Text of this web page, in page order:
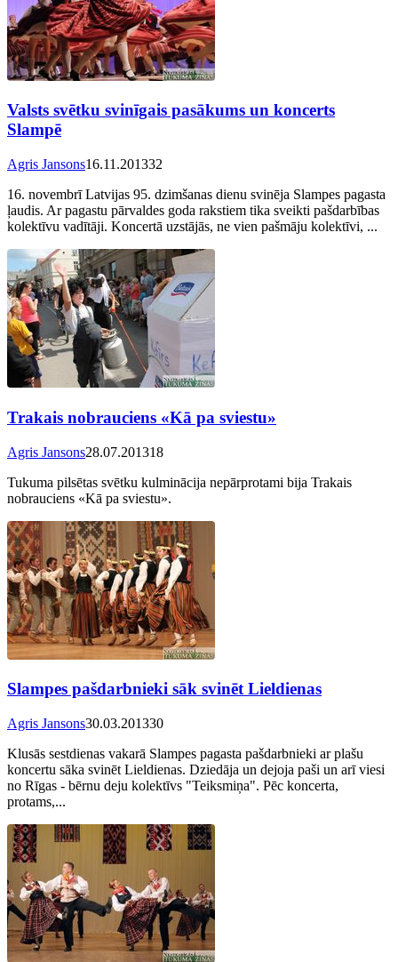
Valsts svētku svinīgais pasākums un koncerts
Slampē
Agris Jansons16.11.201332
16. novembrī Latvijas 95. dzimšanas dienu svinēja Slampes pagasta
ļaudis. Ar pagastu pārvaldes goda rakstiem tika sveikti pašdarbības
kolektīvu vadītāji. Koncertā uzstājās, ne vien pašmāju kolektīvi, ...
Trakais nobrauciens «Kā pa sviestu»
Agris Jansons28.07.201318
Tukuma pilsētas svētku kulminācija nepārprotami bija Trakais
nobrauciens «Kā pa sviestu».
Slampes pašdarbnieki sāk svinēt Lieldienas
Agris Jansons30.03.201330
Klusās sestdienas vakarā Slampes pagasta pašdarbnieki ar plašu
koncertu sāka svinēt Lieldienas. Dziedāja un dejoja paši un arī viesi
no Rīgas - bērnu deju kolektīvs "Teiksmiņa". Pēc koncerta,
protams,...